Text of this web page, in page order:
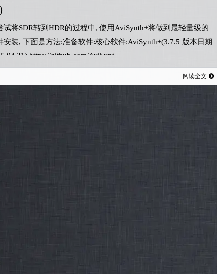
试将SDR转到HDR的过程中, 使用AviSynth+将做到最轻量级的
安装, 下面是方法:准备软件:核心软件:AviSynth+(3.7.5 版本日期
https://github.com/AviSynt...
阅读全文